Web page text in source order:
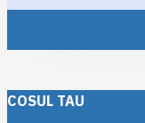
COSUL TAU